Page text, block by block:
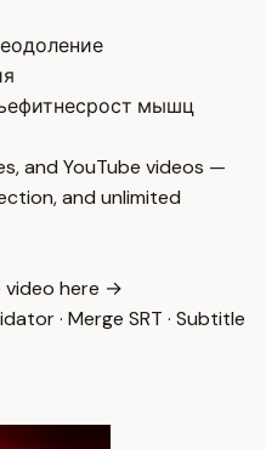
фитнесрост мышц
and YouTube videos —
and unlimited
video here →
· Merge SRT · Subtitle